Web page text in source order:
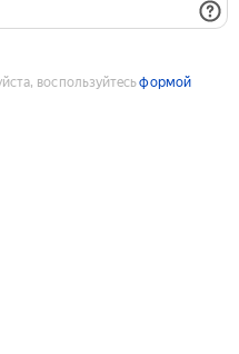
воспользуйтесьформой